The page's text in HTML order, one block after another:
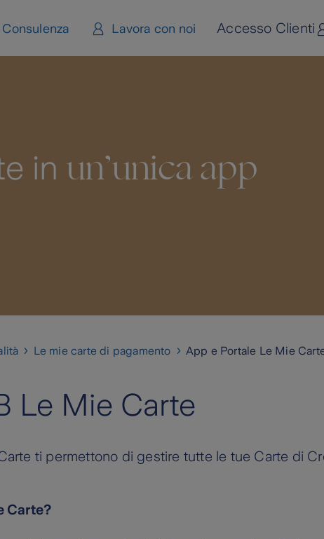
Consulenza Lavora con noi Accesso Clienti
in un’unica app
Le mie carte di pagamento App e Portale Le Mie
Le Mie Carte
ti permettono di gestire tutte le tue Carte di
Carte?